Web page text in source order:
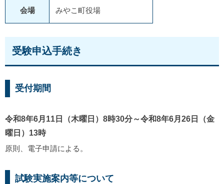
会場 みやこ町役場
受験申込手続き
受付期間
令和8年6月11日（木曜日）8時30分～令和8年6月26日（金
曜日）13時
原則、電子申請による。
試験実施案内等について